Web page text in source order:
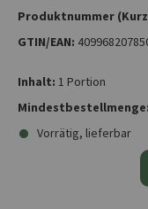
Produktnummer
GTIN/EAN:
Inhalt: 1 Portion
Mindestbestellmenge:
Vorrätig, lieferbar